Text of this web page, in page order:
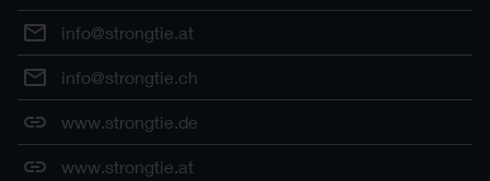
info@strongtie.at
info@strongtie.ch
www.strongtie.de
www.strongtie.at